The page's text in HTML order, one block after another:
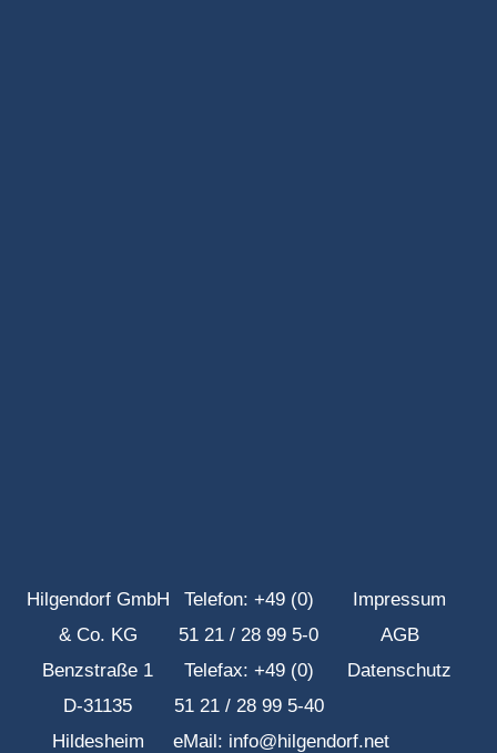
Hilgendorf GmbH
& Co. KG
Benzstraße 1
D-31135
Hildesheim
Telefon: +49 (0)
51 21 / 28 99 5-0
Telefax: +49 (0)
51 21 / 28 99 5-40
eMail: info@hilgendorf.net
Impressum
AGB
Datenschutz